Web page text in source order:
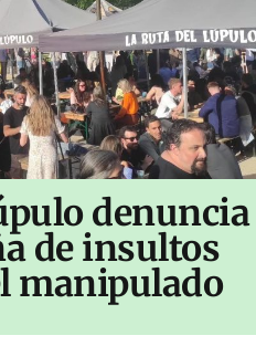
denuncia
de insultos
manipulado